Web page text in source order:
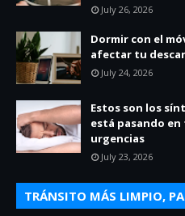
July 26, 2026
Dormir con el
afectar tu
July 24, 2026
Estos son los
está pasando en
urgencias
July 23, 2026
TRÁNSITO MÁS LIMPIO,